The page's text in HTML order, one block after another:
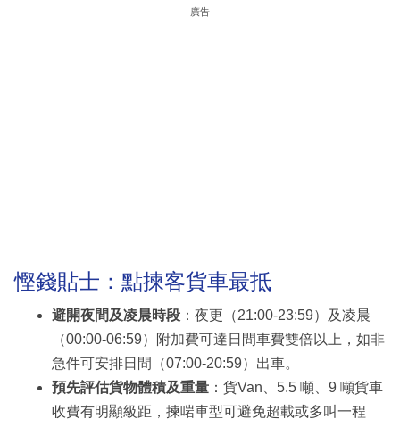
廣告
慳錢貼士：點揀客貨車最抵
避開夜間及凌晨時段 ：夜更（21:00-23:59）及凌晨
（00:00-06:59）附加費可達日間車費雙倍以上，如非
急件可安排日間（07:00-20:59）出車。
預先評估貨物體積及重量 ：貨Van、5.5 噸、9 噸貨車
收費有明顯級距，揀啱車型可避免超載或多叫一程